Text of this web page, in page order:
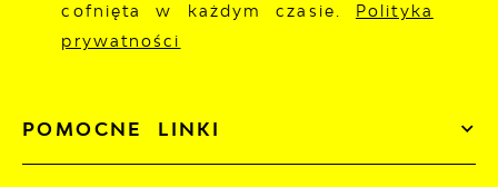
POMOCNE LINKI
cofnięta w każdym czasie.
Polityka
prywatności